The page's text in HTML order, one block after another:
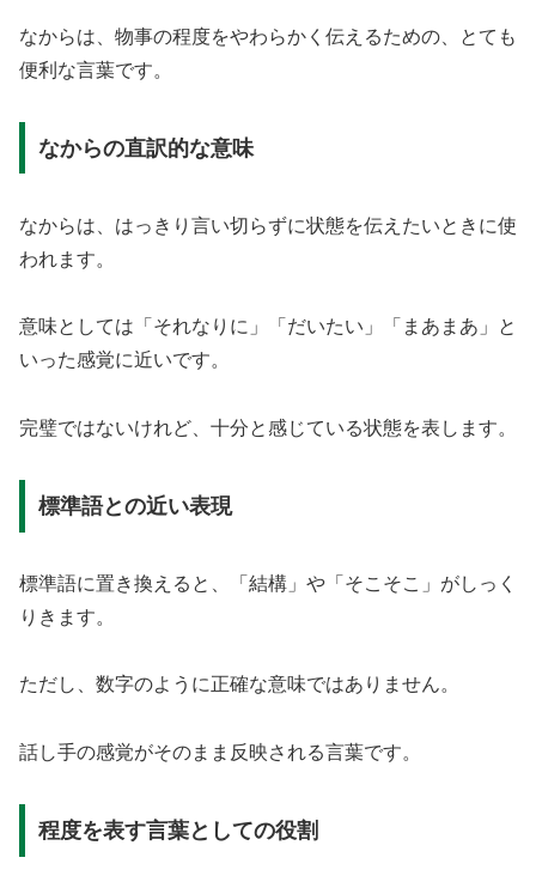
なからは、物事の程度をやわらかく伝えるための、とても
便利な言葉です。
なからの直訳的な意味
なからは、はっきり言い切らずに状態を伝えたいときに使
われます。
意味としては「それなりに」「だいたい」「まあまあ」と
いった感覚に近いです。
完璧ではないけれど、十分と感じている状態を表します。
標準語との近い表現
標準語に置き換えると、「結構」や「そこそこ」がしっく
りきます。
ただし、数字のように正確な意味ではありません。
話し手の感覚がそのまま反映される言葉です。
程度を表す言葉としての役割